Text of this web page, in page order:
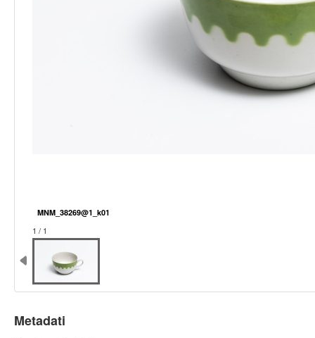
MNM_38269@1_k01
1 / 1
Metadati